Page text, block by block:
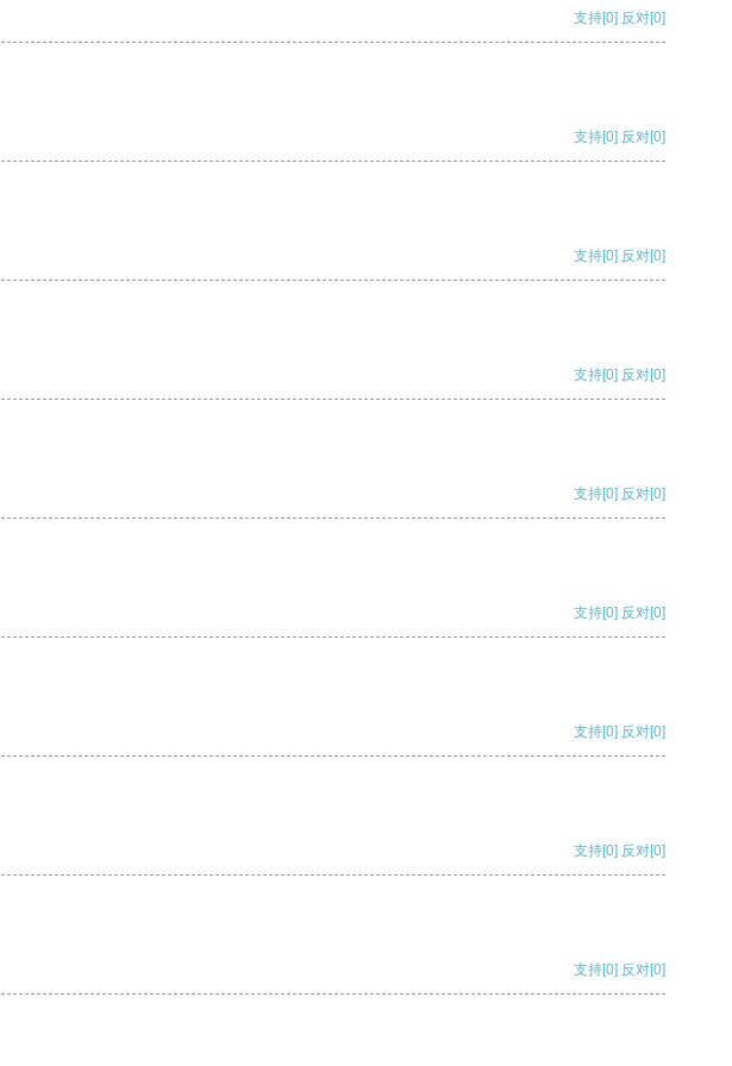
支持[0] 反对[0]
支持[0] 反对[0]
支持[0] 反对[0]
支持[0] 反对[0]
支持[0] 反对[0]
支持[0] 反对[0]
支持[0] 反对[0]
支持[0] 反对[0]
支持[0] 反对[0]